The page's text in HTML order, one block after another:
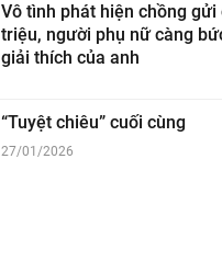
Vô tình phát hiện chồng gửi
triệu, người phụ nữ càng
giải thích của anh
“Tuyệt chiêu” cuối cùng
27/01/2026